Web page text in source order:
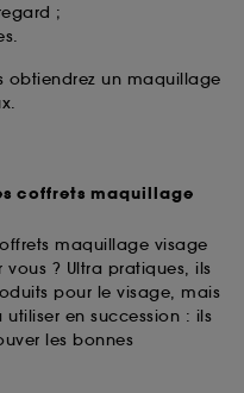
;
obtiendrez un maquillage
coffrets maquillage
maquillage visage
? Ultra pratiques, ils
pour le visage, mais
en succession : ils
les bonnes